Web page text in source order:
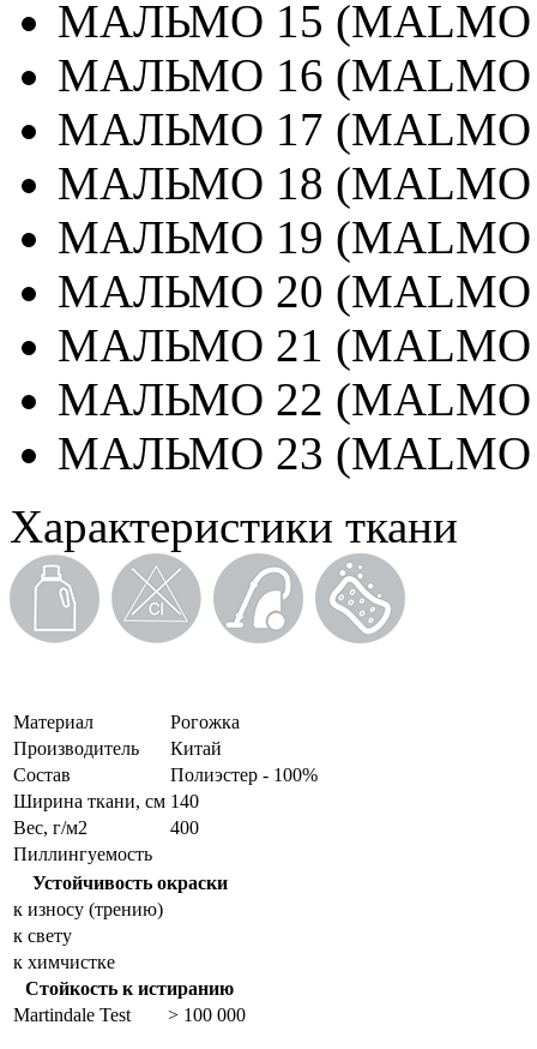
МАЛЬМО 15 (MALMO
МАЛЬМО 16 (MALMO
МАЛЬМО 17 (MALMO
МАЛЬМО 18 (MALMO
МАЛЬМО 19 (MALMO
МАЛЬМО 20 (MALMO
МАЛЬМО 21 (MALMO
МАЛЬМО 22 (MALMO
МАЛЬМО 23 (MALMO
Характеристики ткани
Материал
Рогожка
Производитель
Китай
Состав
Полиэстер - 100%
Ширина ткани, см 140
Вес, г/м2
400
Пиллингуемость
Устойчивость окраски
к износу (трению)
к свету
к химчистке
Стойкость к истиранию
Martindale Test
> 100 000